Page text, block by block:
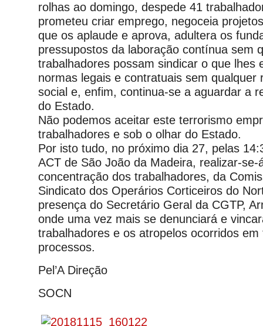
rolhas ao domingo, despede 41
prometeu criar emprego, negoceia
que os aplaude e aprova, adultera os
pressupostos da laboração contínua sem
trabalhadores possam sindicar o que lhes
normas legais e contratuais sem qualquer
social e, enfim, continua-se a aguardar a
do Estado.
Não podemos aceitar este terrorismo
trabalhadores e sob o olhar do Estado.
Por isto tudo, no próximo dia 27, pelas
ACT de São João da Madeira, realizar-se-
concentração dos trabalhadores, da
Sindicato dos Operários Corticeiros do
presença do Secretário Geral da CGTP,
onde uma vez mais se denunciará e
trabalhadores e os atropelos ocorridos em
processos.
Pel’A Direção
SOCN